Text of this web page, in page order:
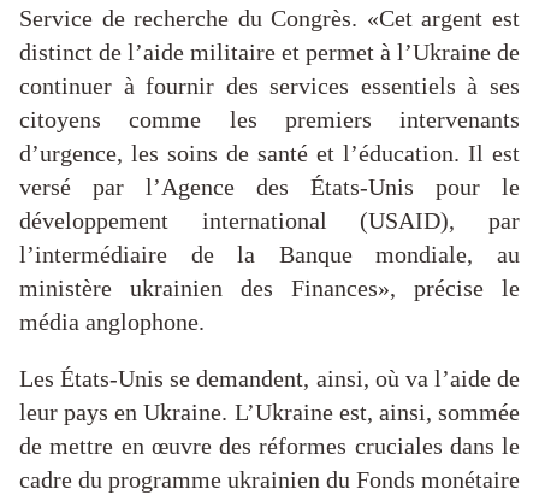
Service de recherche du Congrès. «Cet argent est
distinct de l’aide militaire et permet à l’Ukraine de
continuer à fournir des services essentiels à ses
citoyens comme les premiers intervenants
d’urgence, les soins de santé et l’éducation. Il est
versé par l’Agence des États-Unis pour le
développement international (USAID), par
l’intermédiaire de la Banque mondiale, au
ministère ukrainien des Finances», précise le
média anglophone.
Les États-Unis se demandent, ainsi, où va l’aide de
leur pays en Ukraine. L’Ukraine est, ainsi, sommée
de mettre en œuvre des réformes cruciales dans le
cadre du programme ukrainien du Fonds monétaire